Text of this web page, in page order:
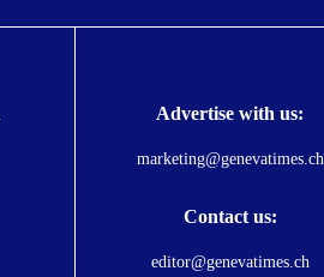
Advertise with us:
marketing@genevatimes.ch
Contact us:
editor@genevatimes.ch